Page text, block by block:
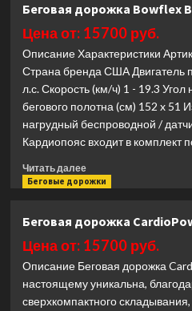
дорожка
Bowflex
(Лучшая
цена)
Беговая дорожка Bowflex
Цена от: 15700 руб.
Описание Характеристики
Страна бренда США Двигатель
л.с. Скорость (км/ч) 1 - 19.3
бегового полотна (см) 152 x 51
нагрудный беспроводной /
Кардиопояс входит в комплект
Читать далееПрочитать
больше
дорожка
Bowflex
(Лучшая
цена)
Беговые дорожки
Беговая дорожка
Цена от: 15700 руб.
Описание Беговая дорожка
настоящему уникальна,
сверхкомпактного